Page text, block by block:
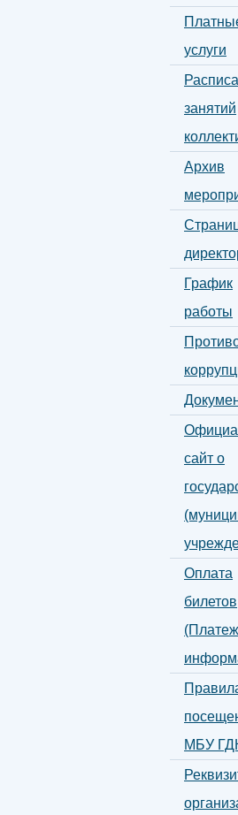
услуги
занятий
Архив
График
работы
сайт о
Оплата
билетов
МБУ